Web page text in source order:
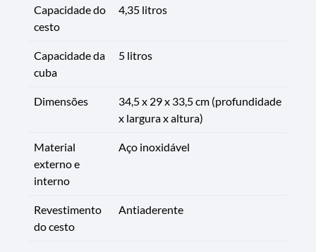
Capacidade do
cesto
4,35 litros
Capacidade da
cuba
5 litros
Dimensões
34,5 x 29 x 33,5 cm (profundidade
x largura x altura)
Material
externo e
interno
Aço inoxidável
Revestimento
do cesto
Antiaderente